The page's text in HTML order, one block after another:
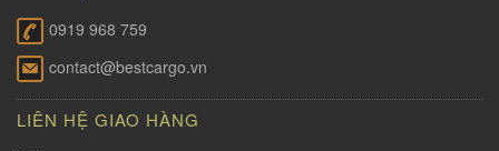
0919 968 759
contact@bestcargo.vn
LIÊN HỆ GIAO HÀNG